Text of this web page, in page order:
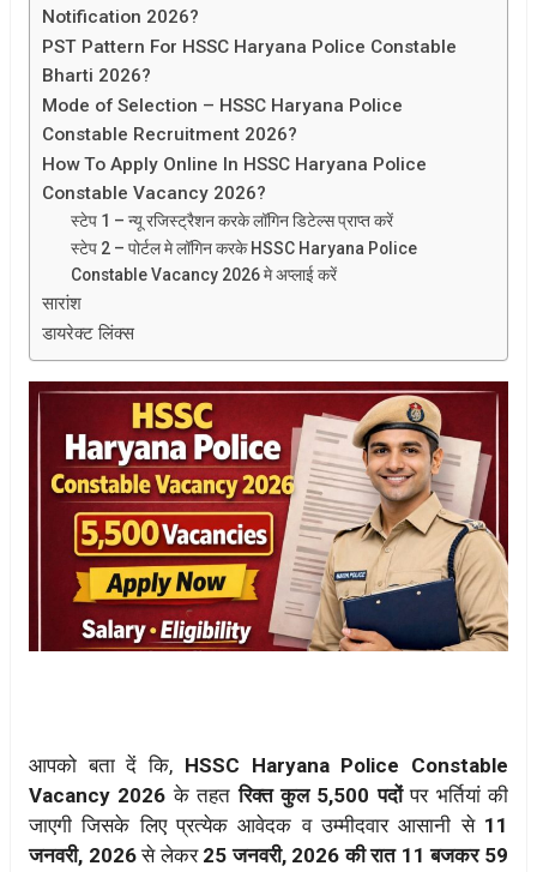
Notification 2026?
PST Pattern For HSSC Haryana Police Constable
Bharti 2026?
Mode of Selection – HSSC Haryana Police
Constable Recruitment 2026?
How To Apply Online In HSSC Haryana Police
Constable Vacancy 2026?
स्टेप 1 – न्यू रजिस्ट्रैशन करके लॉगिन डिटेल्स प्राप्त करें
स्टेप 2 – पोर्टल मे लॉगिन करके HSSC Haryana Police
Constable Vacancy 2026 मे अप्लाई करें
सारांश
डायरेक्ट लिंक्स
आपको बता दें कि, HSSC Haryana Police Constable
Vacancy 2026के तहतरिक्त कुल 5,500 पदोंपर भर्तियां की
जाएगी जिसके लिए प्रत्येक आवेदक व उम्मीदवार आसानी से 11
जनवरी, 2026से लेकर 25 जनवरी, 2026 की रात 11 बजकर 59